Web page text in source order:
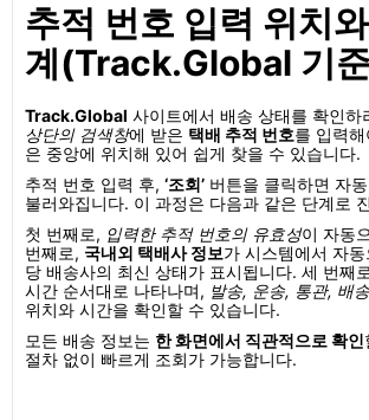
추적 번호 입력 위치
계(Track.Global 기
Track.Global 사이트에서 배송 상태를 확인하
상단의 검색창에 받은 택배 추적 번호를 입력
은 중앙에 위치해 있어 쉽게 찾을 수 있습니다.
추적 번호 입력 후, ‘조회’ 버튼을 클릭하면 자
불러와집니다. 이 과정은 다음과 같은 단계로
첫 번째로, 입력한 추적 번호의 유효성이 자동
번째로, 국내외 택배사 정보가 시스템에서 자
당 배송사의 최신 상태가 표시됩니다. 세 번째
시간 순서대로 나타나며, 발송, 운송, 통관, 배
위치와 시간을 확인할 수 있습니다.
모든 배송 정보는 한 화면에서 직관적으로 확인
절차 없이 빠르게 조회가 가능합니다.